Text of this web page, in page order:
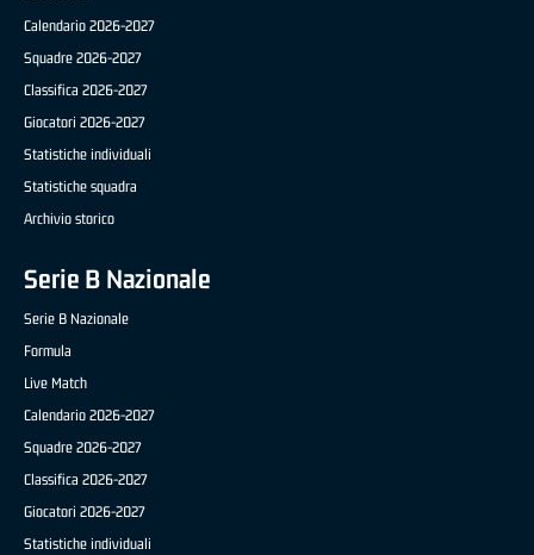
Calendario 2026-2027
Squadre 2026-2027
Classifica 2026-2027
Giocatori 2026-2027
Statistiche individuali
Statistiche squadra
Archivio storico
Serie B Nazionale
Serie B Nazionale
Formula
Live Match
Calendario 2026-2027
Squadre 2026-2027
Classifica 2026-2027
Giocatori 2026-2027
Statistiche individuali